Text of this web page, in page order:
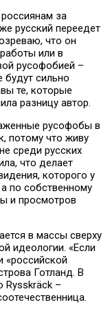
за
русский переедет
что он
или в
русофобией –
будут сильно
те, которые
разницу автор.
русофобы в
потому что живу
среди русских
что делает
которого у
по собственному
и просмотров
в массы сверху
идеологии. «Если
«российской
Готланд. В
Rysskräck –